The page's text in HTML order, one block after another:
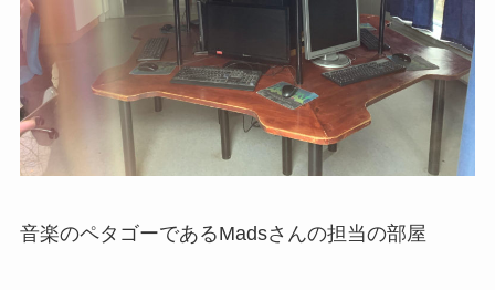
音楽のペタゴーであるMadsさんの担当の部屋